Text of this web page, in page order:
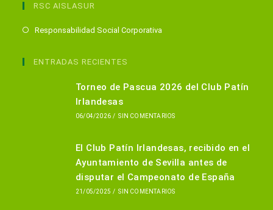
RSC AISLASUR
Responsabilidad Social Corporativa
nueva
ENTRADAS RECIENTES
Torneo de Pascua 2026 del Club Patín
Irlandesas
06/04/2026 / SIN COMENTARIOS
El Club Patín Irlandesas, recibido en el
Ayuntamiento de Sevilla antes de
disputar el Campeonato de España
21/05/2025 / SIN COMENTARIOS